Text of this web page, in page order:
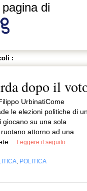
di
:
dopo il
UrbinatiCome
le elezioni politiche di
giocano su una sola
attorno ad una
Leggere il seguito
POLITICA